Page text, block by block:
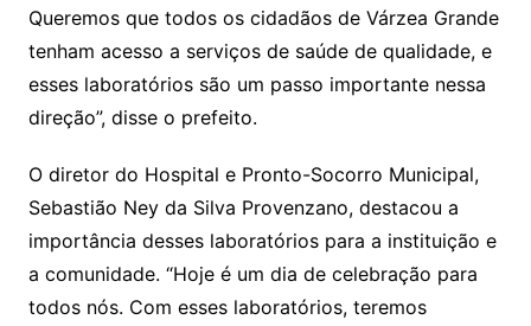
Queremos que todos os cidadãos de Várzea Grande
tenham acesso a serviços de saúde de qualidade, e
esses laboratórios são um passo importante nessa
direção”, disse o prefeito.
O diretor do Hospital e Pronto-Socorro Municipal,
Sebastião Ney da Silva Provenzano, destacou a
importância desses laboratórios para a instituição e
a comunidade. “Hoje é um dia de celebração para
todos nós. Com esses laboratórios, teremos